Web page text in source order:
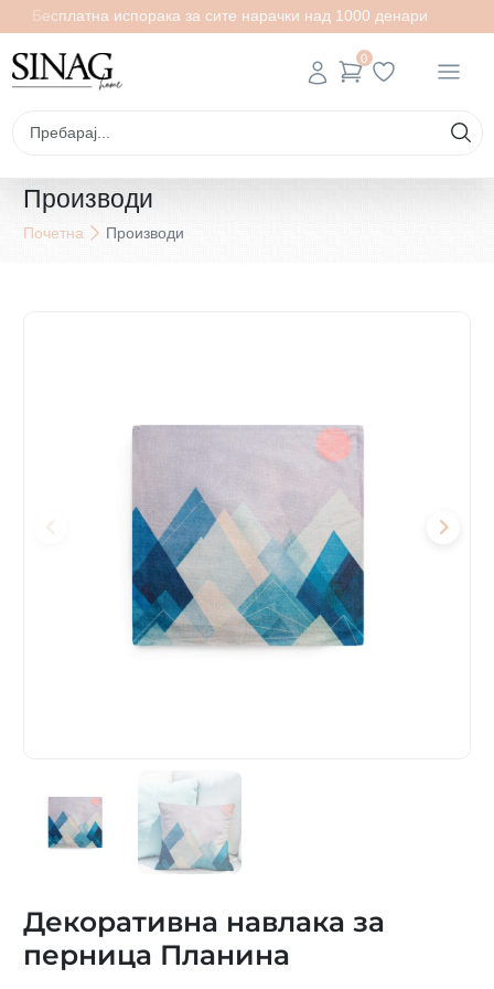
Бесплатна испорака за сите нарачки над 1000 денари
0
Производи
Почетна Производи
Декоративна навлака за
перница Планина